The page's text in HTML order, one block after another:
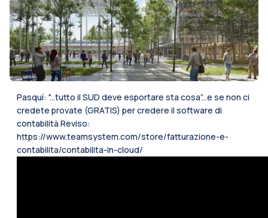
Pasquí: "...tutto il SUD deve esportare sta cosa”...e se non ci
credete provate (GRATIS) per credere il software di
contabilità Reviso:
https://www.teamsystem.com/store/fatturazione-e-
contabilita/contabilita-in-cloud/